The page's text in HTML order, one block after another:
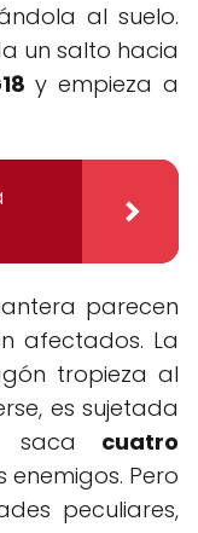
al suelo.
un salto hacia
y empieza a
parecen
afectados. La
tropieza al
es sujetada
saca cuatro
enemigos. Pero
peculiares,